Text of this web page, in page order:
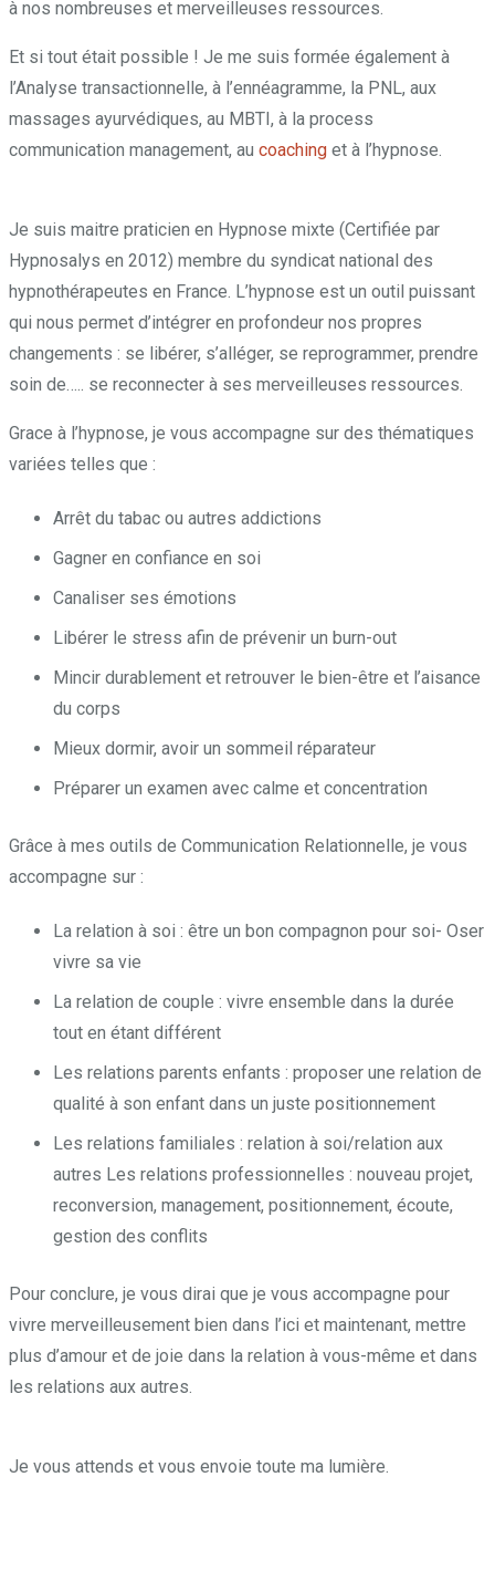
à nos nombreuses et merveilleuses ressources.
Et si tout était possible ! Je me suis formée également à
l’Analyse transactionnelle, à l’ennéagramme, la PNL, aux
massages ayurvédiques, au MBTI, à la process
communication management, au coaching et à l’hypnose.
Je suis maitre praticien en Hypnose mixte (Certifiée par
Hypnosalys en 2012) membre du syndicat national des
hypnothérapeutes en France. L’hypnose est un outil puissant
qui nous permet d’intégrer en profondeur nos propres
changements : se libérer, s’alléger, se reprogrammer, prendre
soin de….. se reconnecter à ses merveilleuses ressources.
Grace à l’hypnose, je vous accompagne sur des thématiques
variées telles que :
Arrêt du tabac ou autres addictions
Gagner en confiance en soi
Canaliser ses émotions
Libérer le stress afin de prévenir un burn-out
Mincir durablement et retrouver le bien-être et l’aisance
du corps
Mieux dormir, avoir un sommeil réparateur
Préparer un examen avec calme et concentration
Grâce à mes outils de Communication Relationnelle, je vous
accompagne sur :
La relation à soi : être un bon compagnon pour soi- Oser
vivre sa vie
La relation de couple : vivre ensemble dans la durée
tout en étant différent
Les relations parents enfants : proposer une relation de
qualité à son enfant dans un juste positionnement
Les relations familiales : relation à soi/relation aux
autres Les relations professionnelles : nouveau projet,
reconversion, management, positionnement, écoute,
gestion des conflits
Pour conclure, je vous dirai que je vous accompagne pour
vivre merveilleusement bien dans l’ici et maintenant, mettre
plus d’amour et de joie dans la relation à vous-même et dans
les relations aux autres.
Je vous attends et vous envoie toute ma lumière.